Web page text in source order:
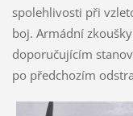
spolehlivosti při
boj. Armádní zkoušky
doporučujícím
po předchozím